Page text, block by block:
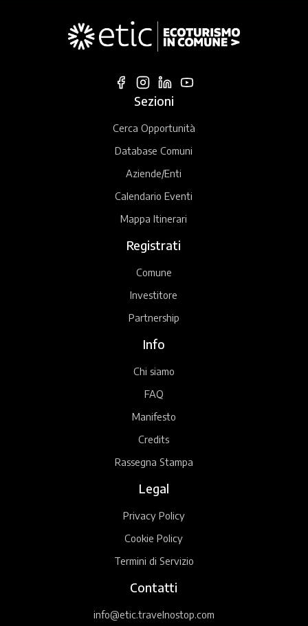
Sezioni
Cerca Opportunità
Database Comuni
Aziende/Enti
Calendario Eventi
Mappa Itinerari
Registrati
Comune
Investitore
Partnership
Info
Chi siamo
FAQ
Manifesto
Credits
Rassegna Stampa
Legal
Privacy Policy
Cookie Policy
Termini di Servizio
Contatti
info@etic.travelnostop.com